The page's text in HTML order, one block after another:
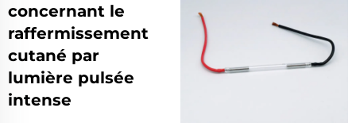
concernant le
raffermissement
cutané par
lumière pulsée
intense